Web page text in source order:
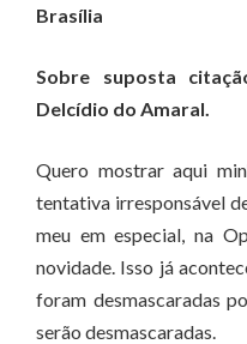
Brasília
Sobre suposta
Delcídio do Amaral.
Quero mostrar aqui
tentativa irresponsável
meu em especial, na
novidade. Isso já
foram desmascaradas
serão desmascaradas.